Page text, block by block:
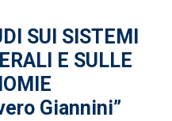
SUI SISTEMI
E SULLE
Giannini”